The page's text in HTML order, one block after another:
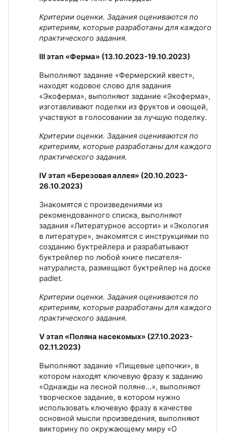
Критерии оценки. Задания оцениваются по
критериям, которые разработаны для каждого
практического задания.
III этап «Ферма» (13.10.2023-19.10.2023)
Выполняют задание «Фермерский квест»,
находят кодовое слово для задания
«Экоферма», выполняют задание «Экоферма»,
изготавливают поделки из фруктов и овощей,
участвуют в голосовании за лучшую поделку.
Критерии оценки. Задания оцениваются по
критериям, которые разработаны для каждого
практического задания.
IV этап «Березовая аллея» (20.10.2023-
26.10.2023)
Знакомятся с произведениями из
рекомендованного списка, выполняют
задания «Литературное ассорти» и «Экология
в литературе», знакомятся с инструкциями по
созданию буктрейлера и разрабатывают
буктрейлер по любой книге писателя-
натуралиста, размещают буктрейлер на доске
padlet.
Критерии оценки. Задания оцениваются по
критериям, которые разработаны для каждого
практического задания.
V этап «Поляна насекомых» (27.10.2023-
02.11.2023)
Выполняют задание «Пищевые цепочки», в
котором находят ключевую фразу к заданию
«Однажды на лесной поляне…», выполняют
творческое задание, в котором нужно
использовать ключевую фразу в качестве
основной мысли произведения, выполняют
викторину по окружающему миру «О